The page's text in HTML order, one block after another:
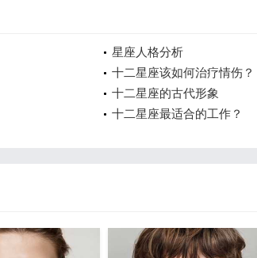
星座人格分析
十二星座该如何治疗情伤？
十二星座的古代形象
十二星座最适合的工作？